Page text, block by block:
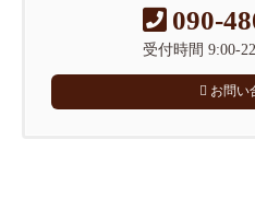
090-
受付時間 9:00-
お問い